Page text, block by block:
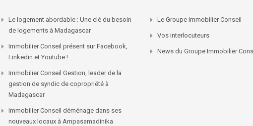
Le logement abordable : Une clé du besoin
de logements à Madagascar
Immobilier Conseil présent sur Facebook,
Linkedin et Youtube !
Immobilier Conseil Gestion, leader de la
gestion de syndic de copropriété à
Madagascar
Immobilier Conseil déménage dans ses
nouveaux locaux à Ampasamadinika
Le Groupe Immobilier Conseil
Vos interlocuteurs
News du Groupe Immobilier